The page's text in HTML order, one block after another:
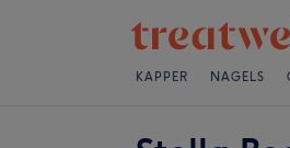
KAPPER NAGELS